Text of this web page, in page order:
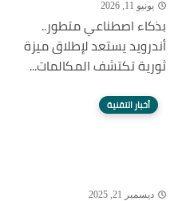
يونيو 11, 2026
بذكاء اصطناعي متطور..
أندرويد يستعد لإطلاق ميزة
ثورية تكتشف المكالمات...
أخبار التقنية
ديسمبر 21, 2025